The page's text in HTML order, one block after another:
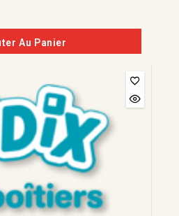
Au Panier